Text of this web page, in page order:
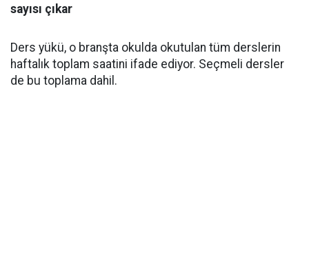
sayısı çıkar
Ders yükü, o branşta okulda okutulan tüm derslerin
haftalık toplam saatini ifade ediyor. Seçmeli dersler
de bu toplama dahil.